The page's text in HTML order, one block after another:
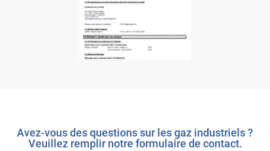
Avez-vous des questions sur les gaz industriels ?
Veuillez remplir notre formulaire de contact.